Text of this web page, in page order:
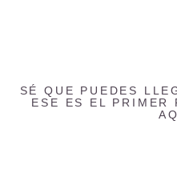
SÉ QUE PUEDES
ESE ES EL PRIMER